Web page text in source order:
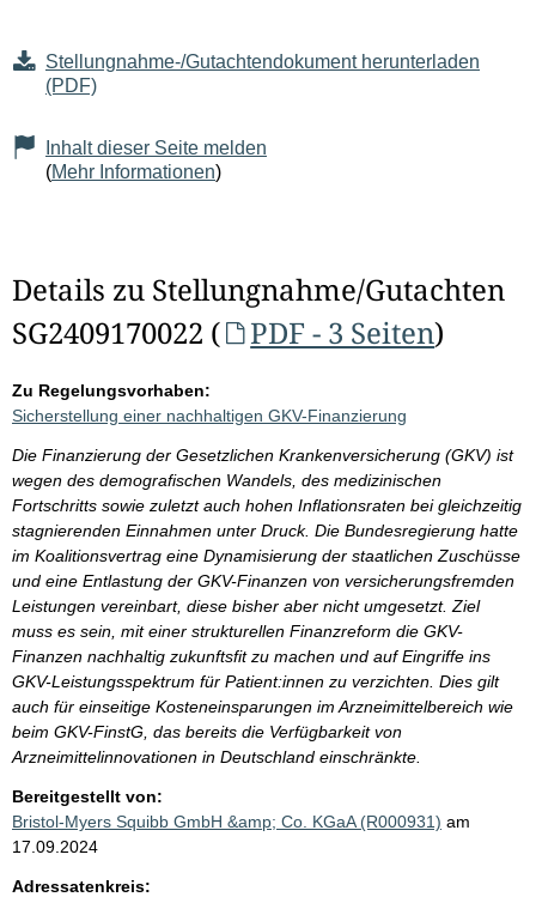
Stellungnahme-/Gutachtendokument herunterladen
(PDF)
Inhalt dieser Seite melden
(Mehr Informationen)
Details zu Stellungnahme/Gutachten
SG2409170022 (
PDF - 3 Seiten)
Zu Regelungsvorhaben:
Sicherstellung einer nachhaltigen GKV-Finanzierung
Die Finanzierung der Gesetzlichen Krankenversicherung (GKV) ist
wegen des demografischen Wandels, des medizinischen
Fortschritts sowie zuletzt auch hohen Inflationsraten bei gleichzeitig
stagnierenden Einnahmen unter Druck. Die Bundesregierung hatte
im Koalitionsvertrag eine Dynamisierung der staatlichen Zuschüsse
und eine Entlastung der GKV-Finanzen von versicherungsfremden
Leistungen vereinbart, diese bisher aber nicht umgesetzt. Ziel
muss es sein, mit einer strukturellen Finanzreform die GKV-
Finanzen nachhaltig zukunftsfit zu machen und auf Eingriffe ins
GKV-Leistungsspektrum für Patient:innen zu verzichten. Dies gilt
auch für einseitige Kosteneinsparungen im Arzneimittelbereich wie
beim GKV-FinstG, das bereits die Verfügbarkeit von
Arzneimittelinnovationen in Deutschland einschränkte.
Bereitgestellt von:
Bristol-Myers Squibb GmbH &amp; Co. KGaA (R000931) am
17.09.2024
Adressatenkreis: